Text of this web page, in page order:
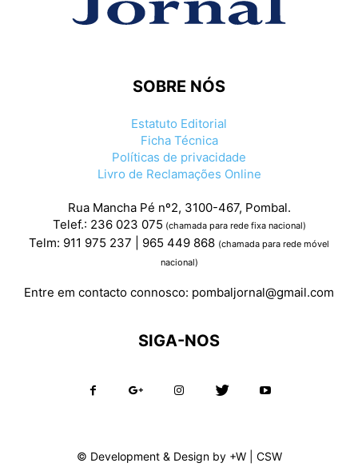
SOBRE NÓS
Estatuto Editorial
Ficha Técnica
Políticas de privacidade
Livro de Reclamações Online
Rua Mancha Pé nº2, 3100-467, Pombal.
Telef.: 236 023 075 (chamada para rede fixa nacional)
Telm: 911 975 237 | 965 449 868 (chamada para rede móvel
nacional)
Entre em contacto connosco: pombaljornal@gmail.com
SIGA-NOS
© Development & Design by +W| CSW